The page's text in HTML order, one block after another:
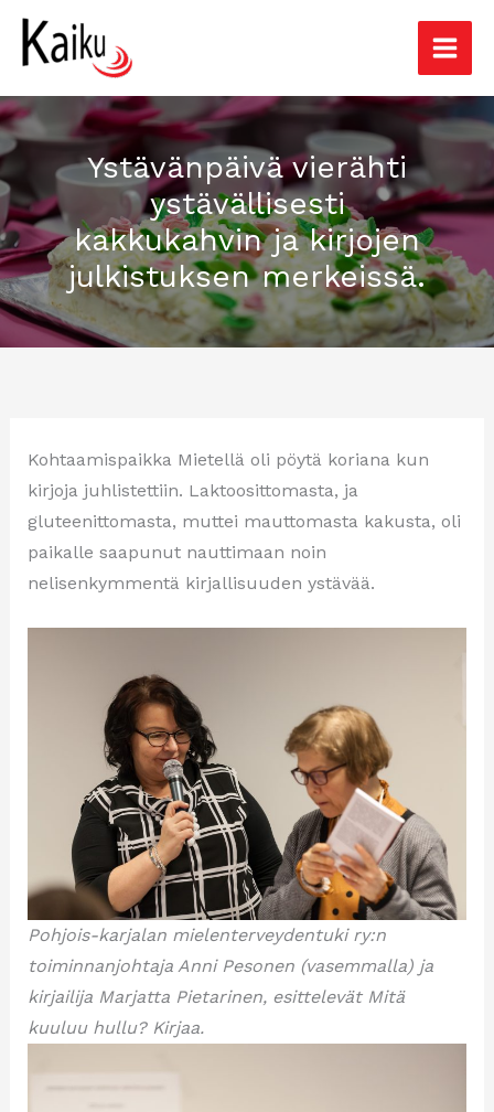
Siirry
sisältöön
Ystävänpäivä vierähti
ystävällisesti
kakkukahvin ja kirjojen
julkistuksen merkeissä.
Kohtaamispaikka Mietellä oli pöytä koriana kun
kirjoja juhlistettiin. Laktoosittomasta, ja
gluteenittomasta, muttei mauttomasta kakusta, oli
paikalle saapunut nauttimaan noin
nelisenkymmentä kirjallisuuden ystävää.
Pohjois-karjalan mielenterveydentuki ry:n
toiminnanjohtaja Anni Pesonen (vasemmalla) ja
kirjailija Marjatta Pietarinen, esittelevät Mitä
kuuluu hullu? Kirjaa.